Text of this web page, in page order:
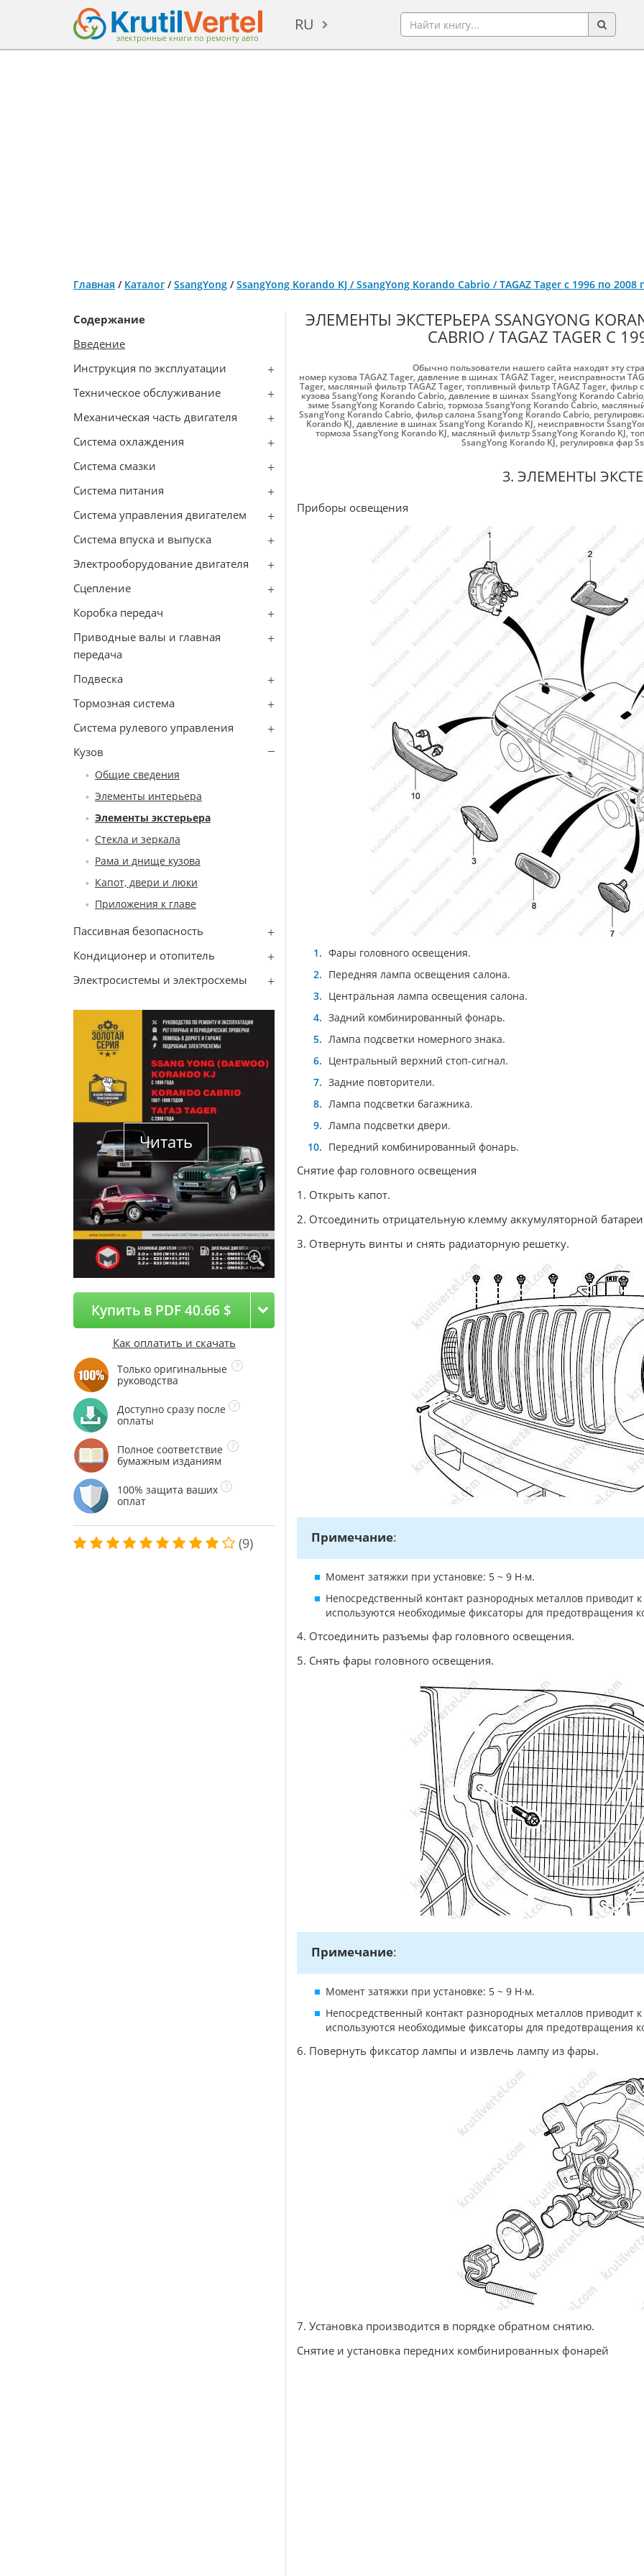
электронные книги по ремонту авто
RU
Главная / Каталог /SsangYong /SsangYong Korando KJ / SsangYong Korando Cabrio / ТАGАZ Tager с 1996 по
Содержание
Введение
Инструкция по эксплуатации
Техническое обслуживание
Механическая часть двигателя
Система охлаждения
Система смазки
Система питания
Система управления двигателем
Система впуска и выпуска
Электрооборудование двигателя
Сцепление
Коробка передач
Приводные валы и главная
передача
Подвеска
Тормозная система
Система рулевого управления
Кузов
Общие сведения
Элементы интерьера
Элементы экстерьера
Стекла и зеркала
Рама и днище кузова
Капот, двери и люки
Приложения к главе
Пассивная безопасность
Кондиционер и отопитель
Электросистемы и электросхемы
Читать
Купить в PDF 40.66 $
Как оплатить и скачать
Только оригинальные
руководства
Доступно сразу после
оплаты
Полное соответствие
бумажным изданиям
100% защита ваших
оплат
(9)
ЭЛЕМЕНТЫ ЭКСТЕРЬЕРА SSANGYONG
CABRIO / ТАGАZ TAGER С
Обычно пользователи нашего сайта находят эту
номер кузова ТАGАZ Tager,давление в шинах ТАGАZ Tager, неисправности
Tager, масляный фильтр ТАGАZ Tager,топливный фильтр ТАGАZ Tager,фильр
кузова SsangYong Korando Cabrio,давление в шинах SsangYong Korando Cabrio
зиме SsangYong Korando Cabrio,тормоза SsangYong Korando Cabrio,
SsangYong Korando Cabrio,фильр салона SsangYong Korando Cabrio,
Korando KJ,давление в шинах SsangYong Korando KJ, неисправности
тормоза SsangYong Korando KJ, масляный фильтр SsangYong Korando KJ,
SsangYong Korando KJ, регулировка фар
3. ЭЛЕМЕНТЫ
Приборы освещения
Фары головного освещения.
Передняя лампа освещения салона.
Центральная лампа освещения салона.
Задний комбинированный фонарь.
Лампа подсветки номерного знака.
Центральный верхний стоп-сигнал.
Задние повторители.
Лампа подсветки багажника.
Лампа подсветки двери.
Передний комбинированный фонарь.
Снятие фар головного освещения
1. Открыть капот.
2. Отсоединить отрицательную клемму аккумуляторной
3. Отвернуть винты и снять радиаторную решетку.
Примечание:
Момент затяжки при установке: 5 ~ 9 Н∙м.
Непосредственный контакт разнородных металлов приводит
используются необходимые фиксаторы для предотвращения
4. Отсоединить разъемы фар головного освещения.
5. Снять фары головного освещения.
Примечание:
Момент затяжки при установке: 5 ~ 9 Н∙м.
Непосредственный контакт разнородных металлов приводит
используются необходимые фиксаторы для предотвращения
6. Повернуть фиксатор лампы и извлечь лампу из фары.
7. Установка производится в порядке обратном снятию.
Снятие и установка передних комбинированных фонарей